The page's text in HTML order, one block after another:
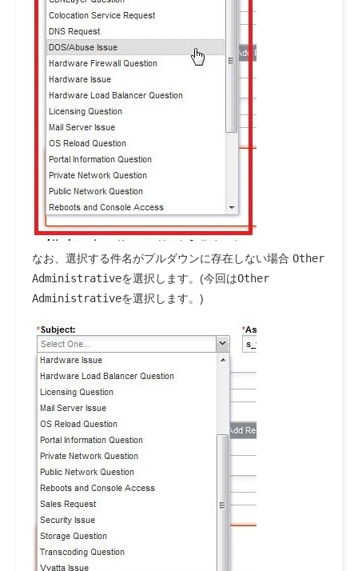
なお、選択する件名がプルダウンに存在しない場合 Other
Administrativeを選択します。(今回はOther
Administrativeを選択します。)